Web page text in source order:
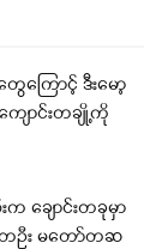
ြောင့် ဒီးမော့
ောင်းတချို့ကို
ချောင်းတခုမှာ
တဦး မတော်တဆ